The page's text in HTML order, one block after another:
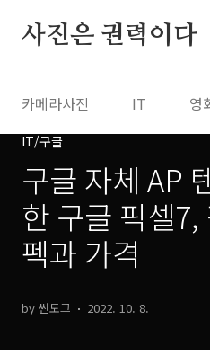
사진은 권력이다
카메라사진 IT 영
IT/구글
구글 자체 AP
한 구글 픽셀
펙과 가격
by 썬도그 2022. 10. 8.